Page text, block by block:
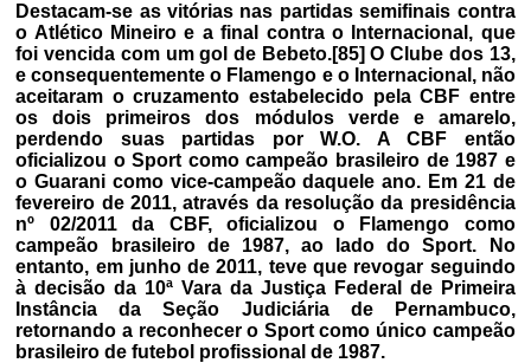
Destacam-se as vitórias nas partidas semifinais contra
o Atlético Mineiro e a final contra o Internacional, que
foi vencida com um gol de Bebeto.[85] O Clube dos 13,
e consequentemente o Flamengo e o Internacional, não
aceitaram o cruzamento estabelecido pela CBF entre
os dois primeiros dos módulos verde e amarelo,
perdendo suas partidas por W.O. A CBF então
oficializou o Sport como campeão brasileiro de 1987 e
o Guarani como vice-campeão daquele ano. Em 21 de
fevereiro de 2011, através da resolução da presidência
nº 02/2011 da CBF, oficializou o Flamengo como
campeão brasileiro de 1987, ao lado do Sport. No
entanto, em junho de 2011, teve que revogar seguindo
à decisão da 10ª Vara da Justiça Federal de Primeira
Instância da Seção Judiciária de Pernambuco,
retornando a reconhecer o Sport como único campeão
brasileiro de futebol profissional de 1987.